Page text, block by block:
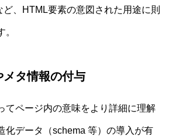
ど、HTML要素の意図された用途に則
タ情報の付与
てページ内の意味をより詳細に理解
化データ（schema 等）の導入が有